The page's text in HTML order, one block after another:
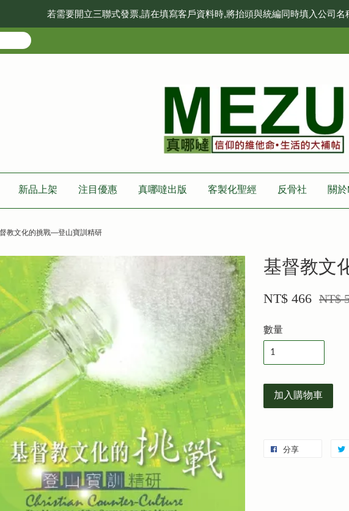
若需要開立三聯式發票,請在填寫客戶資料時,將抬頭與統編同時填入公司名
新品上架 注目優惠 真哪噠出版 客製化聖經 反骨社 關於
教文化的挑戰──登山寶訓精研
基督教文
NT$ 466 NT$
數量
加入購物車
分享